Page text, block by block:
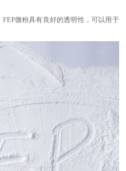
微粉具有良好的透明性，可以用于